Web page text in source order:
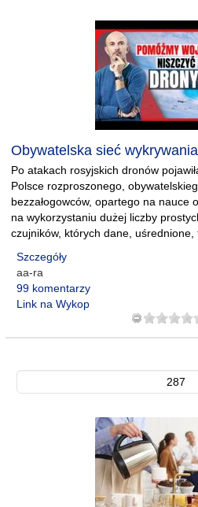
Obywatelska sieć
Po atakach rosyjskich dronów
Polsce rozproszonego,
bezzałogowców, opartego na nauce
na wykorzystaniu dużej liczby
czujników, których dane, uśrednione,
Szczegóły
aa-ra
99 komentarzy
Link na Wykop
287